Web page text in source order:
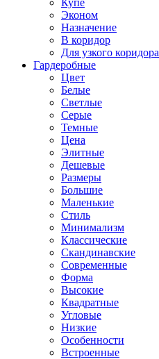
Купе
Эконом
Назначение
В коридор
Для узкого коридора
Гардеробные
Цвет
Белые
Светлые
Серые
Темные
Цена
Элитные
Дешевые
Размеры
Большие
Маленькие
Стиль
Минимализм
Классические
Скандинавские
Современные
Форма
Высокие
Квадратные
Угловые
Низкие
Особенности
Встроенные